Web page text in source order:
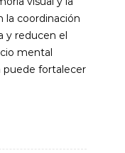
la coordinación
y reducen el
mental
puede fortalecer